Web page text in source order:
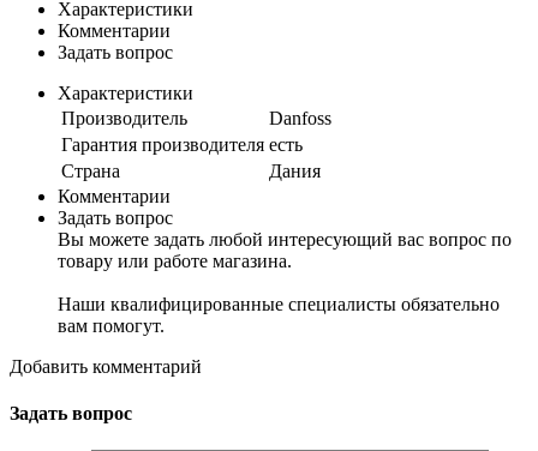
Характеристики
Комментарии
Задать вопрос
Характеристики
Производитель
Danfoss
Гарантия производителя есть
Страна
Дания
Комментарии
Задать вопрос
Вы можете задать любой интересующий вас вопрос по
товару или работе магазина.
Наши квалифицированные специалисты обязательно
вам помогут.
Добавить комментарий
Задать вопрос